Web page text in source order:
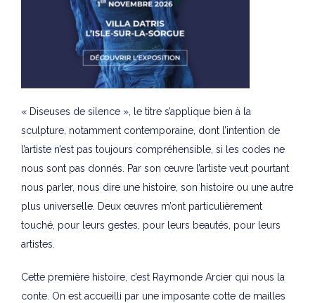
« Diseuses de silence », le titre s’applique bien à la
sculpture, notamment contemporaine, dont l’intention de
l’artiste n’est pas toujours compréhensible, si les codes ne
nous sont pas donnés. Par son œuvre l’artiste veut pourtant
nous parler, nous dire une histoire, son histoire ou une autre
plus universelle. Deux œuvres m’ont particulièrement
touché, pour leurs gestes, pour leurs beautés, pour leurs
artistes.
Cette première histoire, c’est Raymonde Arcier qui nous la
conte. On est accueilli par une imposante cotte de mailles